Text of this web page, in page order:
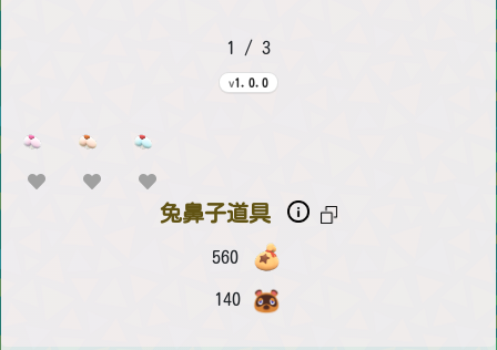
1 / 3
1.0.0
兔鼻子道具
560
140